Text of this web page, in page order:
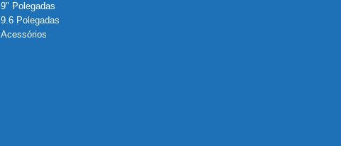
9" Polegadas
9.6 Polegadas
Acessórios